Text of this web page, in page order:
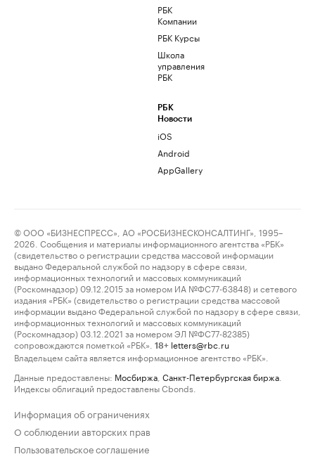
РБК
Компании
РБК Курсы
Школа
управления
РБК
РБК
Новости
iOS
Android
AppGallery
© ООО «БИЗНЕСПРЕСС», АО «РОСБИЗНЕСКОНСАЛТИНГ», 1995–
2026. Сообщения и материалы информационного агентства «РБК»
(свидетельство о регистрации средства массовой информации
выдано Федеральной службой по надзору в сфере связи,
информационных технологий и массовых коммуникаций
(Роскомнадзор) 09.12.2015 за номером ИА №ФС77-63848) и сетевого
издания «РБК» (свидетельство о регистрации средства массовой
информации выдано Федеральной службой по надзору в сфере связи,
информационных технологий и массовых коммуникаций
(Роскомнадзор) 03.12.2021 за номером ЭЛ №ФС77-82385)
сопровождаются пометкой «РБК».
18+ letters@rbc.ru
Владельцем сайта является информационное агентство «РБК».
Данные предоставлены: Мосбиржа Санкт-Петербургская биржа
Индексы облигаций предоставлены Cbonds.
Информация об ограничениях
О соблюдении авторских прав
Пользовательское соглашение